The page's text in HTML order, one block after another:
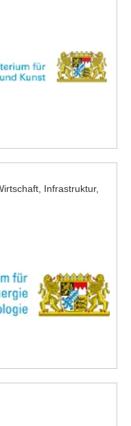
Infrastruktur,